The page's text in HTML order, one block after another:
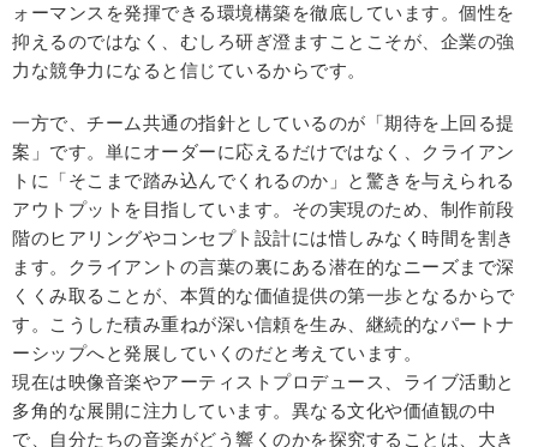
ォーマンスを発揮できる環境構築を徹底しています。個性を
抑えるのではなく、むしろ研ぎ澄ますことこそが、企業の強
力な競争力になると信じているからです。
一方で、チーム共通の指針としているのが「期待を上回る提
案」です。単にオーダーに応えるだけではなく、クライアン
トに「そこまで踏み込んでくれるのか」と驚きを与えられる
アウトプットを目指しています。その実現のため、制作前段
階のヒアリングやコンセプト設計には惜しみなく時間を割き
ます。クライアントの言葉の裏にある潜在的なニーズまで深
くくみ取ることが、本質的な価値提供の第一歩となるからで
す。こうした積み重ねが深い信頼を生み、継続的なパートナ
ーシップへと発展していくのだと考えています。
現在は映像音楽やアーティストプロデュース、ライブ活動と
多角的な展開に注力しています。異なる文化や価値観の中
で、自分たちの音楽がどう響くのかを探究することは、大き